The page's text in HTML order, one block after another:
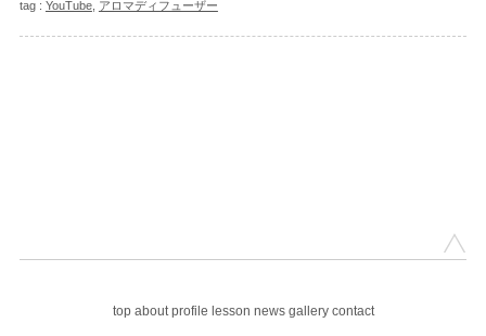
tag : YouTube, アロマディフューザー
top about profile lesson news gallery contact